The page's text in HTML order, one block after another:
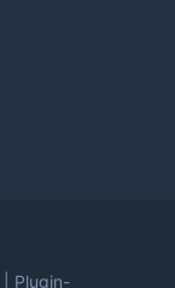
Plugin-